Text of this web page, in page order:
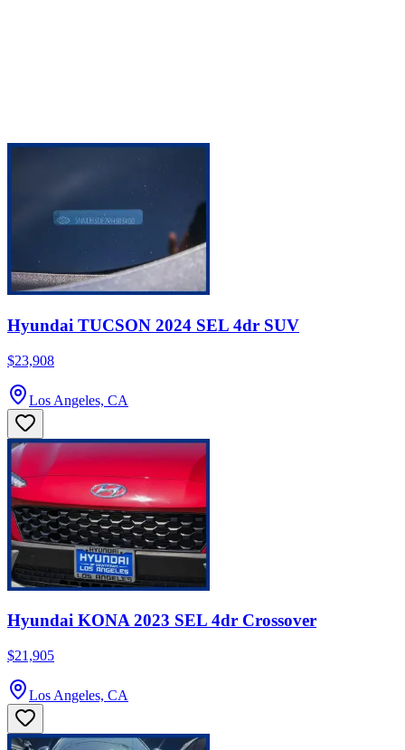
Hyundai TUCSON 2024 SEL 4dr SUV
$23,908
Los Angeles, CA
Hyundai KONA 2023 SEL 4dr Crossover
$21,905
Los Angeles, CA